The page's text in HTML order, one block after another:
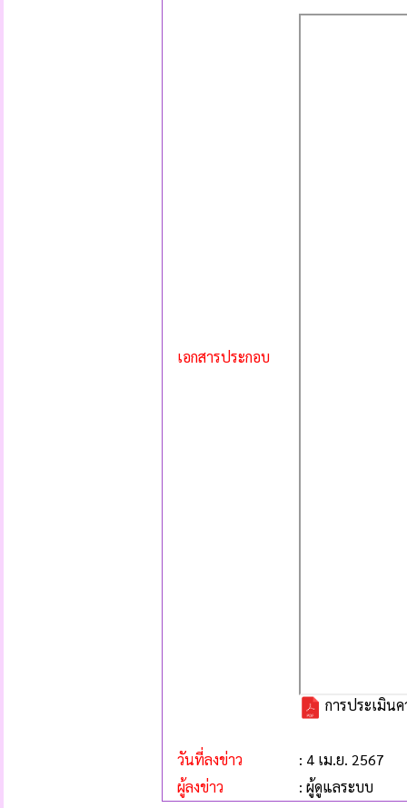
เอกสารประกอบ
การประเมิน
วันที่ลงข่าว
: 4 เม.ย. 2567
ผู้ลงข่าว
: ผู้ดูแลระบบ